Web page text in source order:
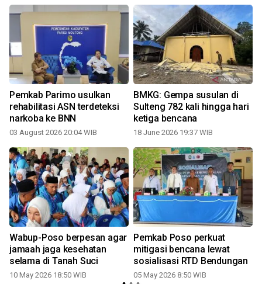
Pemkab Parimo usulkan
rehabilitasi ASN terdeteksi
narkoba ke BNN
03 August 2026 20:04 WIB
BMKG: Gempa susulan di
Sulteng 782 kali hingga hari
ketiga bencana
18 June 2026 19:37 WIB
Wabup-Poso berpesan agar
jamaah jaga kesehatan
selama di Tanah Suci
10 May 2026 18:50 WIB
Pemkab Poso perkuat
mitigasi bencana lewat
sosialisasi RTD Bendungan
05 May 2026 8:50 WIB